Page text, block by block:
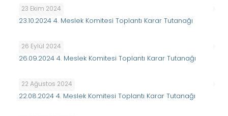
23 Ekim 2024
23.10.2024 4. Meslek Komitesi Toplantı Karar Tutanağı
26 Eylül 2024
26.09.2024 4. Meslek Komitesi Toplantı Karar Tutanağı
22 Ağustos 2024
22.08.2024 4. Meslek Komitesi Toplantı Karar Tutanağı